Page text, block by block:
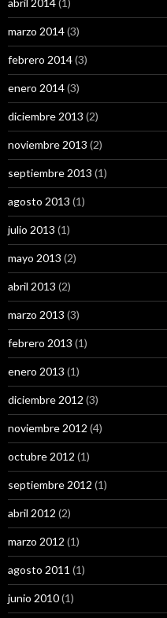
abril 2014(1)
marzo 2014(3)
febrero 2014(3)
enero 2014(3)
diciembre 2013 (2)
noviembre 2013 (2)
septiembre 2013 (1)
agosto 2013 (1)
julio 2013 (1)
mayo 2013 (2)
abril 2013 (2)
marzo 2013 (3)
febrero 2013 (1)
enero 2013 (1)
diciembre 2012 (3)
noviembre 2012 (4)
octubre 2012 (1)
septiembre 2012 (1)
abril 2012 (2)
marzo 2012 (1)
agosto 2011 (1)
junio 2010(1)